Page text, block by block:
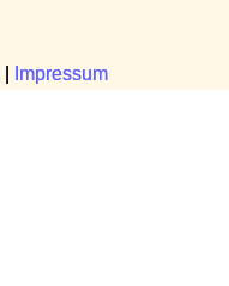
Impressum
Impressum